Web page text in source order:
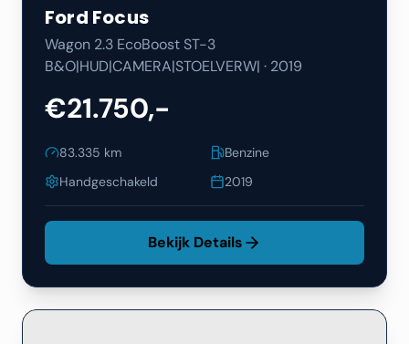
Ford Focus
Wagon 2.3 EcoBoost ST-3
B&O|HUD|CAMERA|STOELVERW| · 2019
€21.750,-
83.335 km
Benzine
Handgeschakeld
2019
Bekijk Details